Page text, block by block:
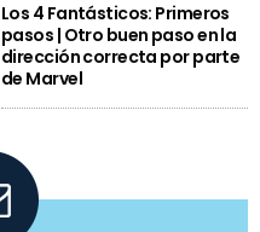
Los 4 Fantásticos: Primeros
pasos | Otro buen paso en la
dirección correcta por parte
de Marvel